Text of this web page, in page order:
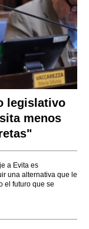
legislativo
menos
a Evita es
una alternativa que le
el futuro que se